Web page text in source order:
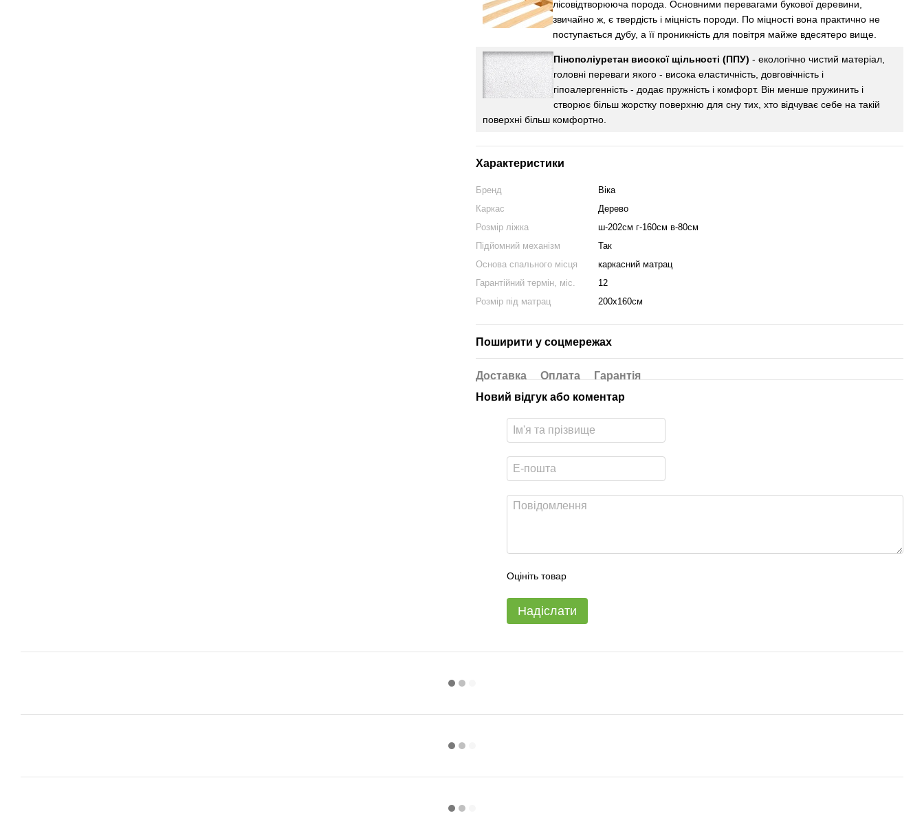
лісовідтворююча порода. Основними перевагами букової деревини,
звичайно ж, є твердість і міцність породи. По міцності вона практично не
поступається дубу, а її проникність для повітря майже вдесятеро вище.
Пінополіуретан високої щільності (ППУ) - екологічно чистий матеріал,
головні переваги якого - висока еластичність, довговічність і
гіпоалергенність - додає пружність і комфорт. Він менше пружинить і
створює більш жорстку поверхню для сну тих, хто відчуває себе на такій
поверхні більш комфортно.
Характеристики
Бренд
Віка
Каркас
Дерево
Розмір ліжка
ш-202см г-160см в-80см
Підйомний механізм
Так
Основа спального місця
каркасний матрац
Гарантійний термін, міс.
12
Розмір під матрац
200x160см
Поширити у соцмережах
Доставка Оплата
Гарантія
Новий відгук або коментар
Оцініть товар
Надіслати